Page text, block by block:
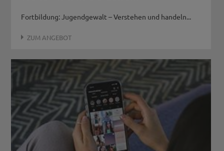
Fortbildung: Jugendgewalt – Verstehen und handeln...
ZUM ANGEBOT